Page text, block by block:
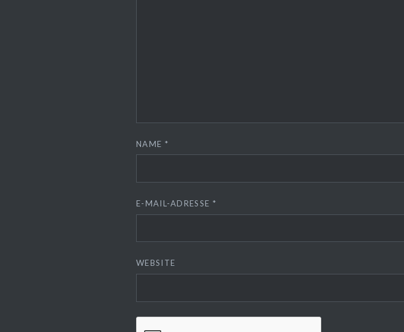
NAME *
E-MAIL-ADRESSE *
WEBSITE